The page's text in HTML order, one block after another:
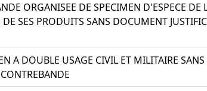
ORGANISEE DE SPECIMEN D'ESPECE DE
SES PRODUITS SANS DOCUMENT
A DOUBLE USAGE CIVIL ET MILITAIRE